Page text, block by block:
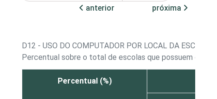
anterior
próxima
D12 - USO DO COMPUTADOR POR LOCAL DA ESCOLA
Percentual sobre o total de escolas que possuem
Percentual (%)